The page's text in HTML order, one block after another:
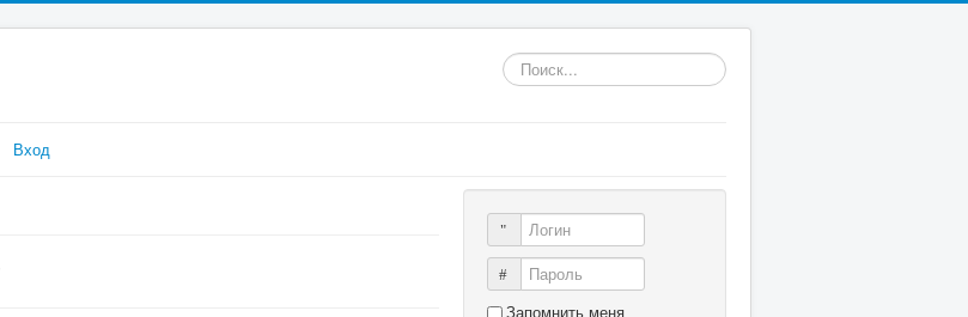
Искать...
Вход
Логин
Пароль
Запомнить меня